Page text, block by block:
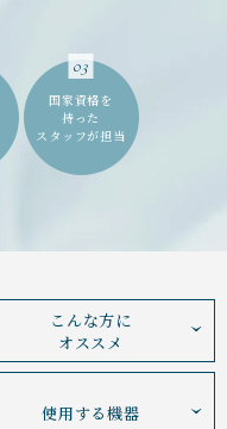
03
国家資格を
持った
スタッフが担当
こんな方に
オススメ
使用する機器